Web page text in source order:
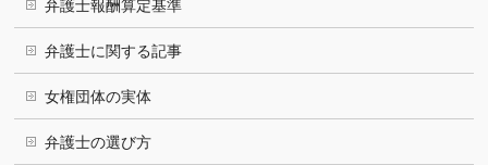
弁護士報酬算定基準
弁護士に関する記事
女権団体の実体
弁護士の選び方